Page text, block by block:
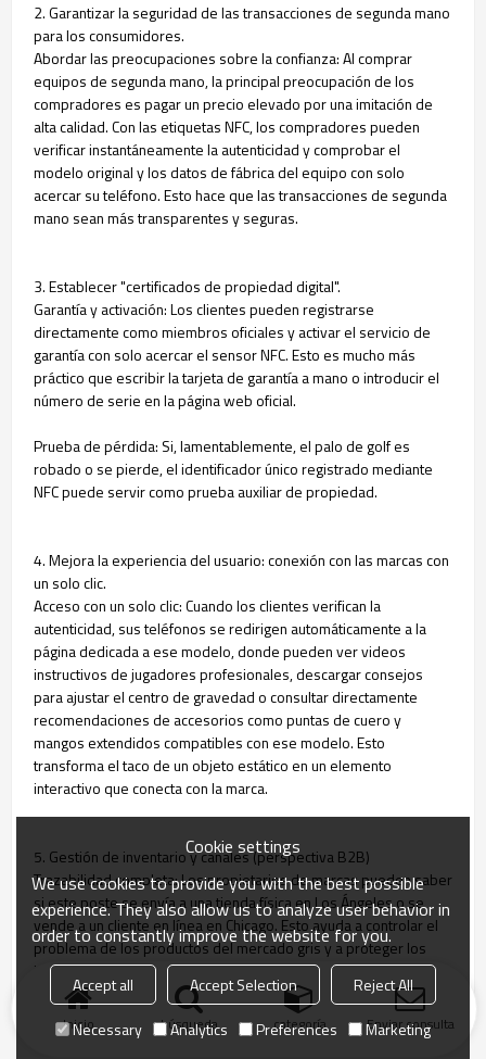
2. Garantizar la seguridad de las transacciones de segunda mano
para los consumidores.
Abordar las preocupaciones sobre la confianza: Al comprar
equipos de segunda mano, la principal preocupación de los
compradores es pagar un precio elevado por una imitación de
alta calidad. Con las etiquetas NFC, los compradores pueden
verificar instantáneamente la autenticidad y comprobar el
modelo original y los datos de fábrica del equipo con solo
acercar su teléfono. Esto hace que las transacciones de segunda
mano sean más transparentes y seguras.
3. Establecer "certificados de propiedad digital".
Garantía y activación: Los clientes pueden registrarse
directamente como miembros oficiales y activar el servicio de
garantía con solo acercar el sensor NFC. Esto es mucho más
práctico que escribir la tarjeta de garantía a mano o introducir el
número de serie en la página web oficial.
Prueba de pérdida: Si, lamentablemente, el palo de golf es
robado o se pierde, el identificador único registrado mediante
NFC puede servir como prueba auxiliar de propiedad.
4. Mejora la experiencia del usuario: conexión con las marcas con
un solo clic.
Acceso con un solo clic: Cuando los clientes verifican la
autenticidad, sus teléfonos se redirigen automáticamente a la
página dedicada a ese modelo, donde pueden ver videos
instructivos de jugadores profesionales, descargar consejos
para ajustar el centro de gravedad o consultar directamente
recomendaciones de accesorios como puntas de cuero y
mangos extendidos compatibles con ese modelo. Esto
transforma el taco de un objeto estático en un elemento
interactivo que conecta con la marca.
5. Gestión de inventario y canales (perspectiva B2B)
Trazabilidad completa: Los propietarios de marcas pueden saber
si este poste se envía a una tienda física en Los Ángeles o se
vende a un cliente en línea en Chicago. Esto ayuda a controlar el
problema de los productos del mercado gris y a proteger los
intereses de los agentes en diversas regiones.
Inicio búsqueda categoría Enviar consulta
Cookie settings
We use cookies to provide you with the best possible
experience. They also allow us to analyze user behavior in
order to constantly improve the website for you.
Accept all Accept Selection
Reject All
Necessary
Analytics Preferences Marketing